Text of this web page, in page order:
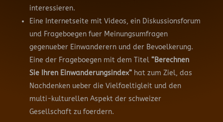
interessieren.
Eine Internetseite mit Videos, ein Diskussionsforum
und Frageboegen fuer Meinungsumfragen
gegenueber Einwanderern und der Bevoelkerung.
Eine der Frageboegen mit dem Titel “Berechnen
Sie Ihren Einwanderungsindex”hat zum Ziel, das
Nachdenken ueber die Vielfaeltigleit und den
multi-kulturellen Aspekt der schweizer
Gesellschaft zu foerdern.